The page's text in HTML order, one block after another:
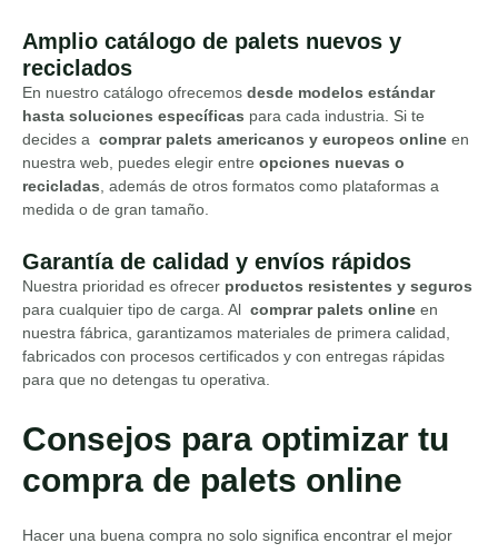
Amplio catálogo de palets nuevos y
reciclados
En nuestro catálogo ofrecemos desde modelos estándar
hasta soluciones específicas para cada industria. Si te
decides a comprar palets americanos y europeos online en
nuestra web, puedes elegir entre opciones nuevas o
recicladas, además de otros formatos como plataformas a
medida o de gran tamaño.
Garantía de calidad y envíos rápidos
Nuestra prioridad es ofrecer productos resistentes y seguros
para cualquier tipo de carga. Al comprar palets online en
nuestra fábrica, garantizamos materiales de primera calidad,
fabricados con procesos certificados y con entregas rápidas
para que no detengas tu operativa.
Consejos para optimizar tu
compra de palets online
Hacer una buena compra no solo significa encontrar el mejor